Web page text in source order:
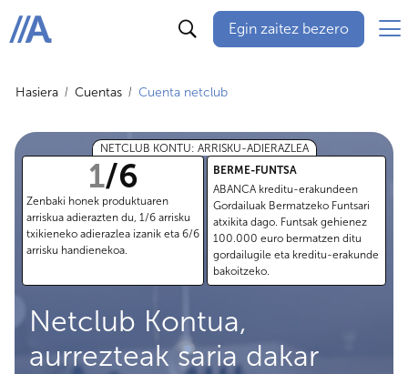
ABANCA
Egin zaitez bezero
Hasiera Cuentas Cuenta netclub
NETCLUB KONTU: ARRISKU-ADIERAZLEA
1/6
Zenbaki honek produktuaren
arriskua adierazten du, 1/6 arrisku
txikieneko adierazlea izanik eta 6/6
arrisku handienekoa.
BERME-FUNTSA
ABANCA kreditu-erakundeen
Gordailuak Bermatzeko Funtsari
atxikita dago. Funtsak gehienez
100.000 euro bermatzen ditu
gordailugile eta kreditu-erakunde
bakoitzeko.
Netclub Kontua,
aurrezteak saria dakar